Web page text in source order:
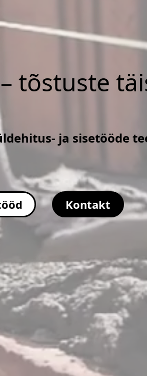
tõstuste
ja sisetööde
Kontakt